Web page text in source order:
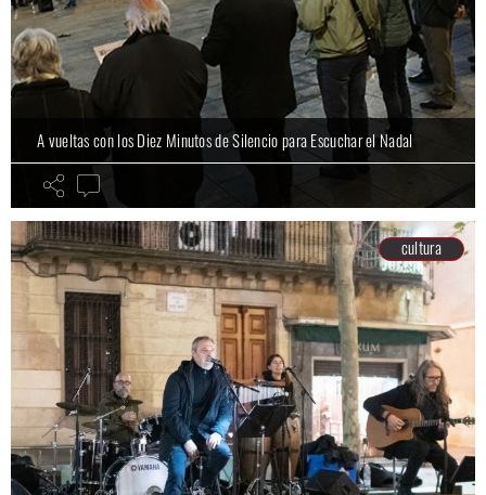
A vueltas con los Diez Minutos de Silencio para Escuchar el Nadal
cultura